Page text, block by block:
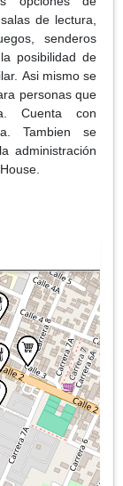
de lectura,
senderos
posibilidad de
Asi mismo se
personas que
Cuenta con
Tambien se
administración
Club House.